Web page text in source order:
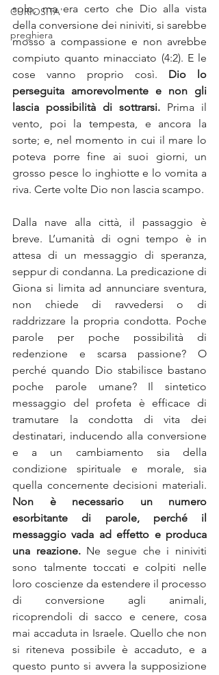
CURIOSITA'
preghiera
solo, ma era certo che Dio alla vista
della conversione dei niniviti, si sarebbe
mosso a compassione e non avrebbe
compiuto quanto minacciato (4:2). E le
cose vanno proprio così. Dio lo
perseguita amorevolmente e non gli
lascia possibilità di sottrarsi. Prima il
vento, poi la tempesta, e ancora la
sorte; e, nel momento in cui il mare lo
poteva porre fine ai suoi giorni, un
grosso pesce lo inghiotte e lo vomita a
riva. Certe volte Dio non lascia scampo.
Dalla nave alla città, il passaggio è
breve. L’umanità di ogni tempo è in
attesa di un messaggio di speranza,
seppur di condanna. La predicazione di
Giona si limita ad annunciare sventura,
non chiede di ravvedersi o di
raddrizzare la propria condotta. Poche
parole per poche possibilità di
redenzione e scarsa passione? O
perché quando Dio stabilisce bastano
poche parole umane? Il sintetico
messaggio del profeta è efficace di
tramutare la condotta di vita dei
destinatari, inducendo alla conversione
e a un cambiamento sia della
condizione spirituale e morale, sia
Non è necessario un numero
esorbitante di parole, perché il
messaggio vada ad effetto e produca
una reazione. Ne segue che i niniviti
sono talmente toccati e colpiti nelle
loro coscienze da estendere il processo
di conversione agli animali,
ricoprendoli di sacco e cenere, cosa
mai accaduta in Israele. Quello che non
si riteneva possibile è accaduto, e a
questo punto si avvera la supposizione